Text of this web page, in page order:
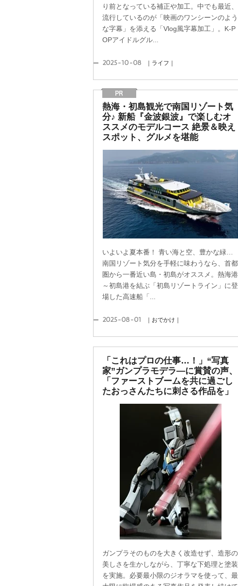
り前となっている補正や加工。中でも最近、
流行しているのが「映画のワンシーンのよう
な字幕」を添える「Vlog風字幕加工」。K-P
OPアイドルグル...
2025-10-08 ｜ライフ｜
熱海・初島観光で南国リゾート気
分♪ 新船『金波銀波』で楽しむオ
ススメのモデルコース 絶景＆映え
スポット、グルメを堪能
いよいよ夏本番！ 青い海と空、豊かな緑…
南国リゾート気分を手軽に味わうなら、首都
圏から一番近い島・初島がオススメ。熱海港
～初島港を結ぶ「初島リゾートライン」に登
場した高速船「...
2025-08-01 ｜おでかけ｜
「これはプロの仕事…！」“写真
家”ガンプラモデラ―に賞賛の声、
「ファーストブームを共に過ごし
たおっさんたちに刺さる作品を」
ガンプラそのものを大きく改造せず、造形の
美しさを生かしながら、丁寧な下処理と塗装
を実施。必要最小限のジオラマを使って、最